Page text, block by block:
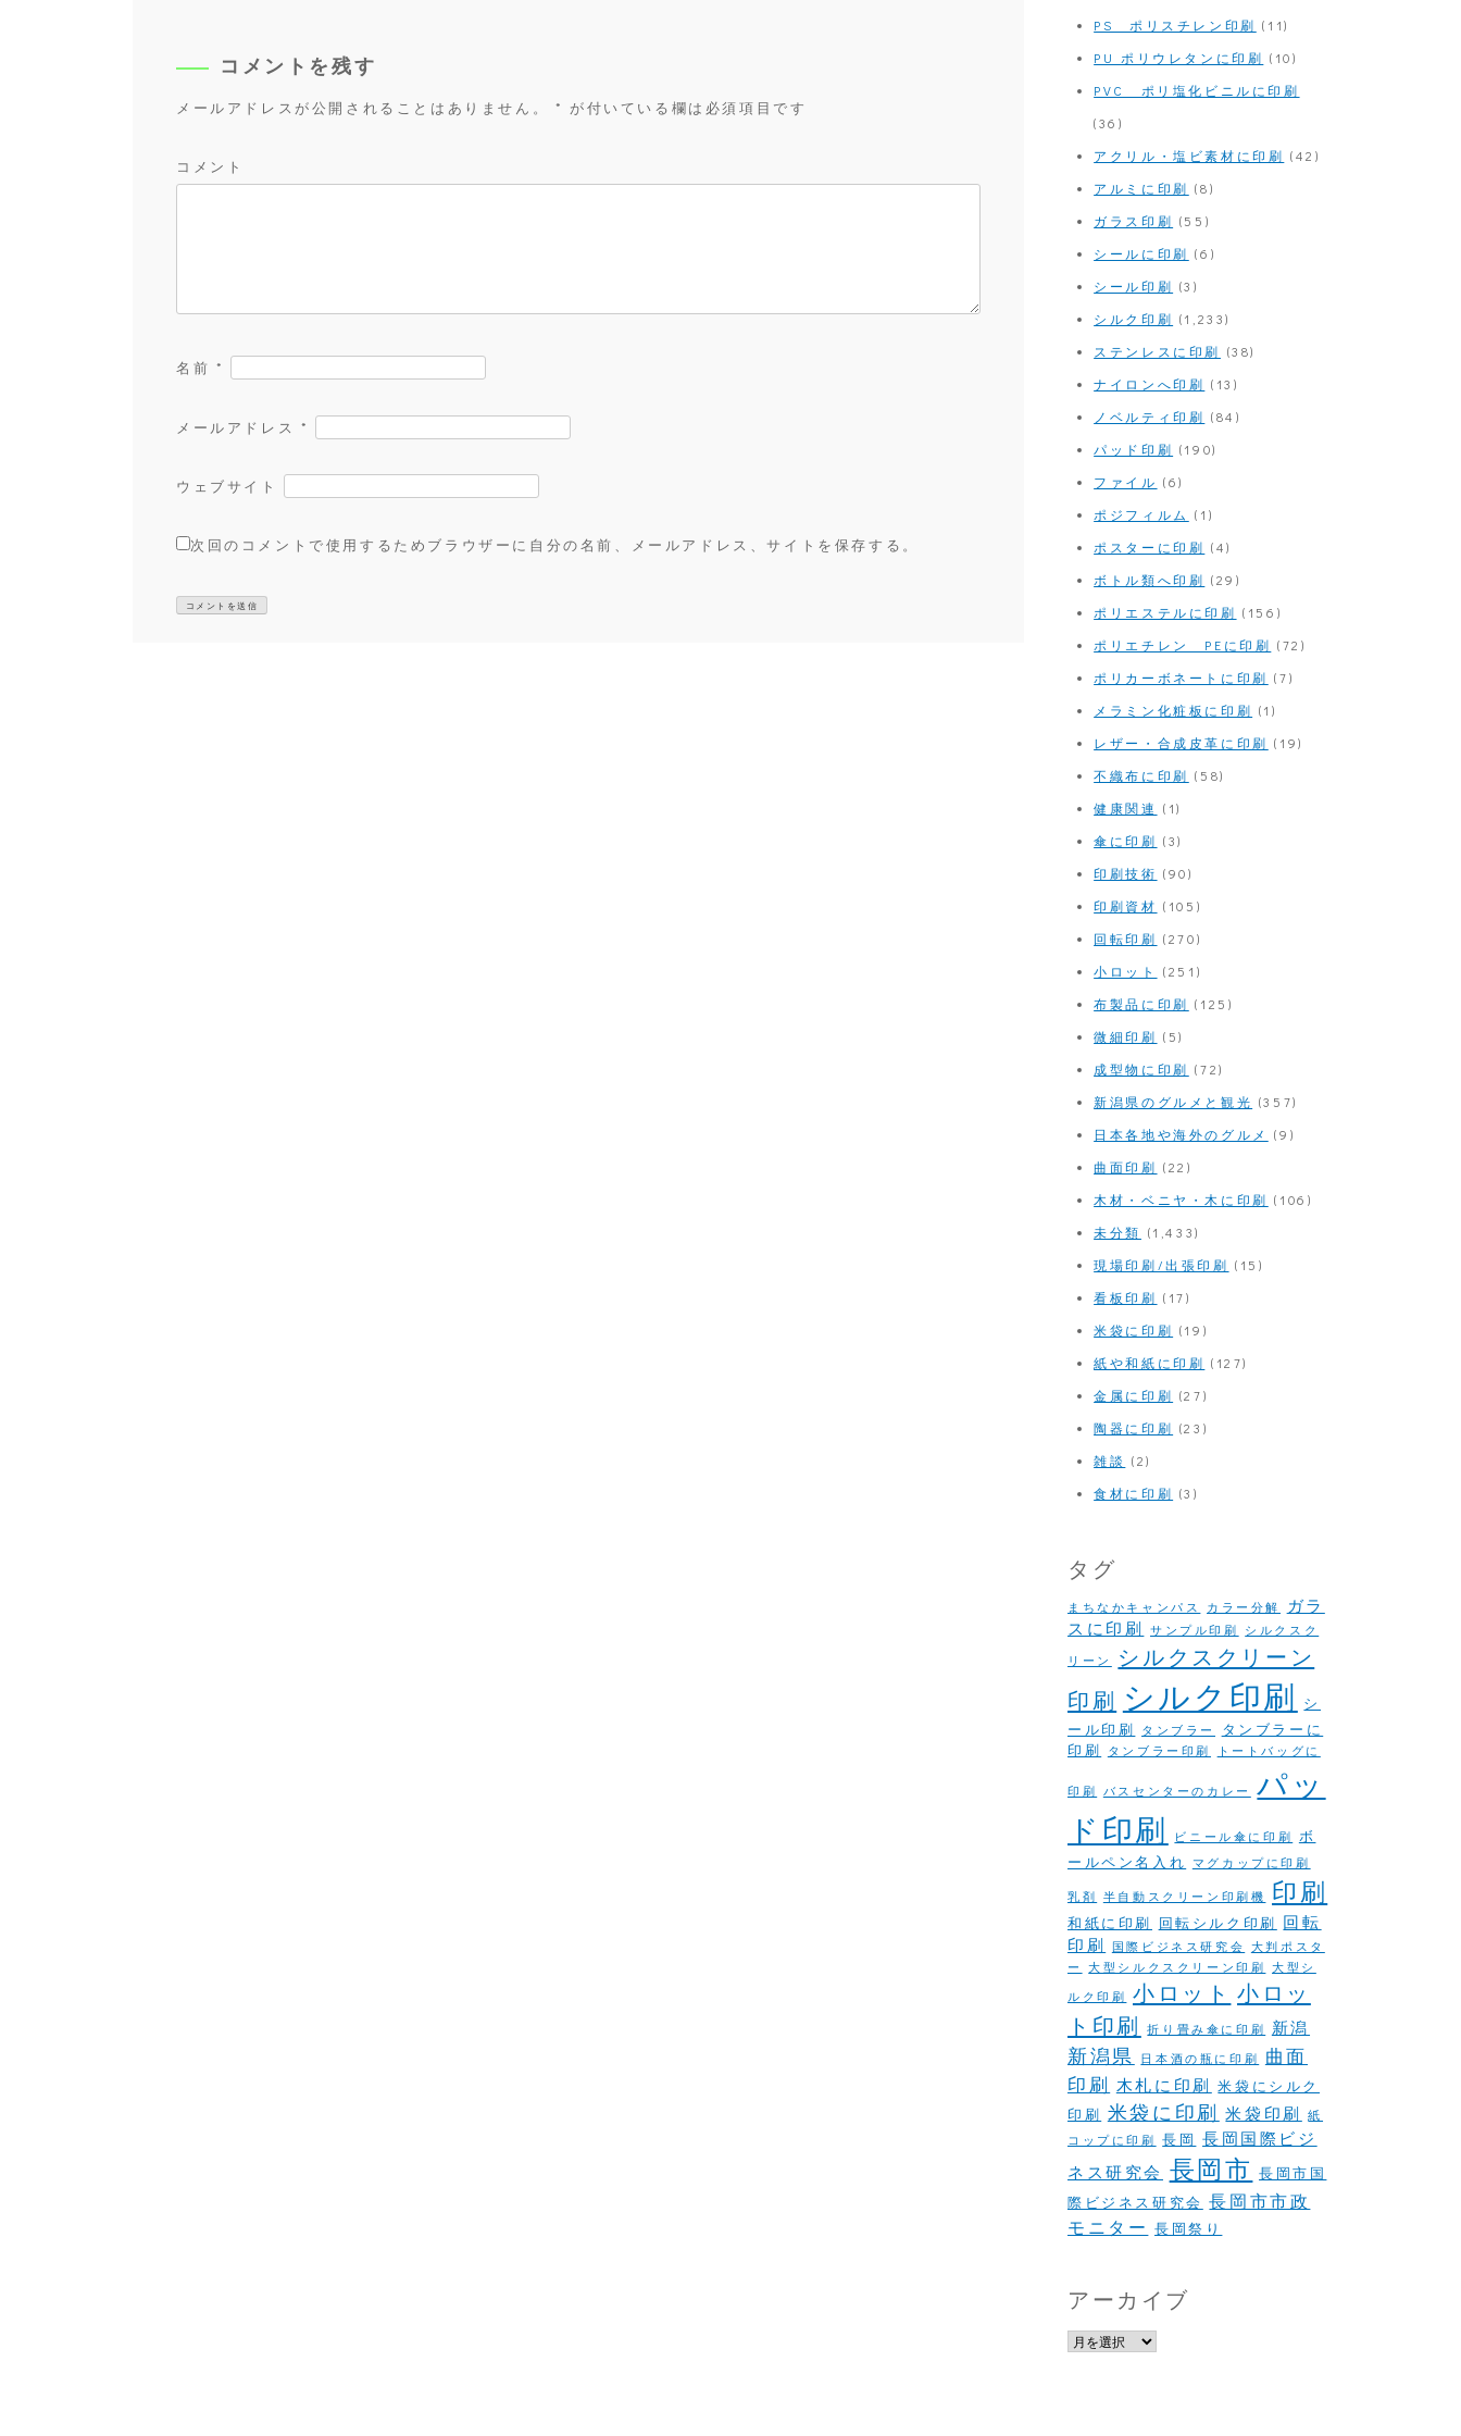
コメントを残す
メールアドレスが公開されることはありません。 * が付いている欄は必須項目です
コメント
名前 *
メールアドレス *
ウェブサイト
次回のコメントで使用するためブラウザーに自分の名前、メールアドレス、サイトを保存する。
PS ポリスチレン印刷 (11)
PU ポリウレタンに印刷 (10)
PVC ポリ塩化ビニルに印刷
(36)
アクリル・塩ビ素材に印刷 (42)
アルミに印刷 (8)
ガラス印刷 (55)
シールに印刷 (6)
シール印刷 (3)
シルク印刷 (1,233)
ステンレスに印刷 (38)
ナイロンへ印刷 (13)
ノベルティ印刷 (84)
パッド印刷 (190)
ファイル (6)
ポジフィルム (1)
ポスターに印刷 (4)
ボトル類へ印刷 (29)
ポリエステルに印刷 (156)
ポリエチレン PEに印刷 (72)
ポリカーボネートに印刷 (7)
メラミン化粧板に印刷 (1)
レザー・合成皮革に印刷 (19)
不織布に印刷 (58)
健康関連 (1)
傘に印刷 (3)
印刷技術 (90)
印刷資材 (105)
回転印刷 (270)
小ロット
(251)
布製品に印刷 (125)
微細印刷 (5)
成型物に印刷 (72)
新潟県のグルメと観光 (357)
日本各地や海外のグルメ
(9)
曲面印刷 (22)
木材・ベニヤ・木に印刷 (106)
未分類 (1,433)
現場印刷/出張印刷 (15)
看板印刷 (17)
米袋に印刷 (19)
紙や和紙に印刷 (127)
金属に印刷 (27)
陶器に印刷 (23)
雑談 (2)
食材に印刷 (3)
タグ
まちなかキャンパス カラー分解
ガラ
スに印刷
サンプル印刷
シルクスク
リーン
シルクスクリーン
印刷 シルク印刷
シ
ール印刷
タンブラー
タンブラーに
印刷
タンブラー印刷 トートバッグに
印刷 バスセンターのカレー
パッ
ド印刷
ビニール傘に印刷
ボ
ールペン名入れ マグカップに印刷
乳剤 半自動スクリーン印刷機 印刷
和紙に印刷 回転シルク印刷 回転
印刷
国際ビジネス研究会 大判ポスタ
ー
大型シルクスクリーン印刷
大型シ
ルク印刷
小ロット 小ロッ
ト印刷
折り畳み傘に印刷 新潟
新潟県 日本酒の瓶に印刷
曲面
印刷 木札に印刷 米袋にシルク
印刷 米袋に印刷 米袋印刷
紙
コップに印刷
長岡 長岡国際ビジ
ネス研究会 長岡市 長岡市国
際ビジネス研究会 長岡市市政
モニター 長岡祭り
アーカイブ
ア